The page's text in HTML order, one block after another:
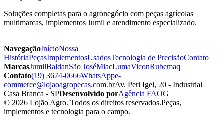
Soluções completas para o agronegócio com peças agrícolas
multimarcas, implementos Jumil e atendimento especializado.
NavegaçãoInícioNossa
HistóriaPeçasImplementosUsadosTecnologia de PrecisãoContato
MarcasJumilBaldanSão JoséMiacLumaViconRubemaq
Contato(19) 3674-0666WhatsAppe-
commerce@lojaoagropecas.com.brAv. Peri Igel, 20 - Industrial
Casa Branca - SPDesenvolvido porAgência FAOG
© 2026 Lojão Agro. Todos os direitos reservados.Peças,
implementos e tecnologia para o campo.